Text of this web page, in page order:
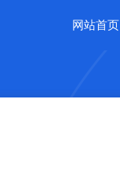
网站首页